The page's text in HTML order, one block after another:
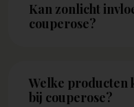
Kan zonlicht
couperose?
Welke producten
bij couperose?